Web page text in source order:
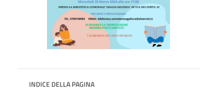
INDICE DELLA PAGINA